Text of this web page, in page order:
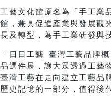
工藝文化館原名為「手工業
館，兼具促進產業與發展觀
長及轉型，為手工業研發與
「日日工藝–臺灣工藝品牌
品選件展，讓大眾透過工藝
臺灣工藝在走向建立工藝品
歷史記憶的一部分，值得後